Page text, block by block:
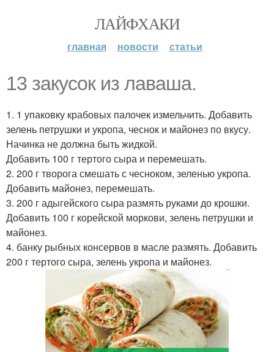
ЛАЙФХАКИ
главная новости статьи
13 закусок из лаваша.
1. 1 упаковку крабовых палочек измельчить. Добавить
зелень петрушки и укропа, чеснок и майонез по вкусу.
Начинка не должна быть жидкой.
Добавить 100 г тертого сыра и перемешать.
2. 200 г творога смешать с чесноком, зеленью укропа.
Добавить майонез, перемешать.
3. 200 г адыгейского сыра размять руками до крошки.
Добавить 100 г корейской моркови, зелень петрушки и
майонез.
4. банку рыбных консервов в масле размять. Добавить
200 г тертого сыра, зелень укропа и майонез.